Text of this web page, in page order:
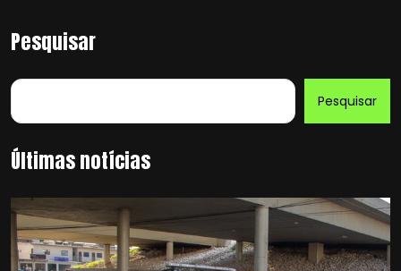
Pesquisar
Pesquisar
Últimas notícias